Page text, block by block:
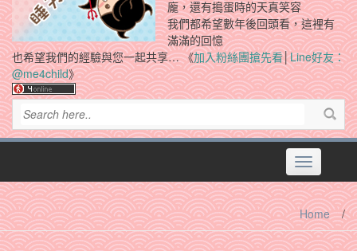
龐，還有搗蛋時的天真笑容
我們都希望數年後回頭看，這裡有
滿滿的回憶
也希望我們的經驗與您一起共享… 《加入粉絲團搶先看│Line好友：
@me4child》
Toggle
navigation
Home /